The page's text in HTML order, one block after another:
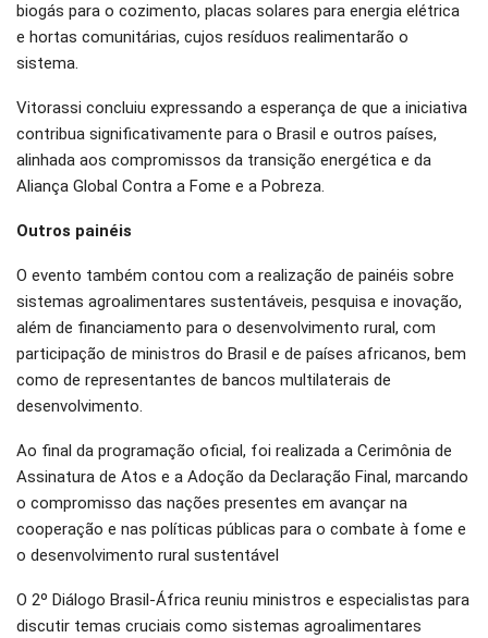
biogás para o cozimento, placas solares para energia elétrica
e hortas comunitárias, cujos resíduos realimentarão o
sistema.
Vitorassi concluiu expressando a esperança de que a iniciativa
contribua significativamente para o Brasil e outros países,
alinhada aos compromissos da transição energética e da
Aliança Global Contra a Fome e a Pobreza.
Outros painéis
O evento também contou com a realização de painéis sobre
sistemas agroalimentares sustentáveis, pesquisa e inovação,
além de financiamento para o desenvolvimento rural, com
participação de ministros do Brasil e de países africanos, bem
como de representantes de bancos multilaterais de
desenvolvimento.
Ao final da programação oficial, foi realizada a Cerimônia de
Assinatura de Atos e a Adoção da Declaração Final, marcando
o compromisso das nações presentes em avançar na
cooperação e nas políticas públicas para o combate à fome e
o desenvolvimento rural sustentável
O 2º Diálogo Brasil-África reuniu ministros e especialistas para
discutir temas cruciais como sistemas agroalimentares